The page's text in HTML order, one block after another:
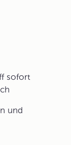
sofort
und